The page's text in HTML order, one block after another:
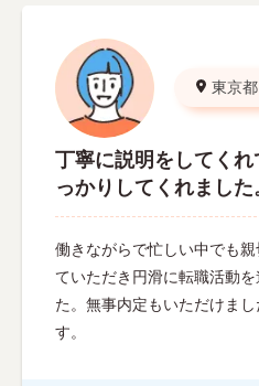
東京都
丁寧に説明をしてく
っかりしてくれました
働きながらで忙しい中でも
ていただき円滑に転職活動
た。無事内定もいただけま
す。